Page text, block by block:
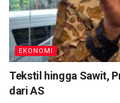
EKONOMI
Tekstil hingga Sawit,
dari AS